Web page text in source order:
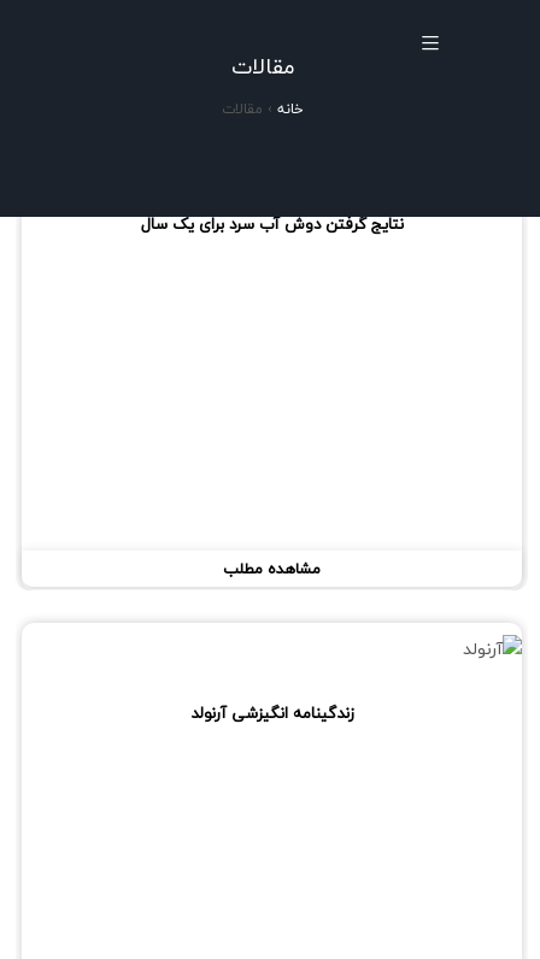
مقالات
خانه › مقالات
نتایج گرفتن دوش آب سرد برای یک سال
مشاهده مطلب
زندگینامه انگیزشی آرنولد